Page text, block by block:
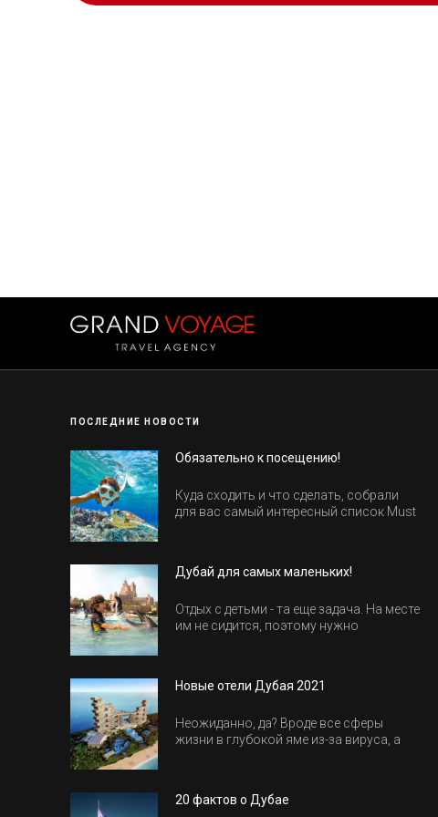
ПОСЛЕДНИЕ НОВОСТИ
Обязательно к посещению!
Куда сходить и что сделать, собрали
для вас самый интересный список Must
Дубай для самых маленьких!
Отдых с детьми - та еще задача. На месте
им не сидится, поэтому нужно
весело.
Новые отели Дубая 2021
Неожиданно, да? Вроде все сферы
жизни в глубокой яме из-за вируса, а
Напоминаем, что новые отели обычно
20 фактов о Дубае